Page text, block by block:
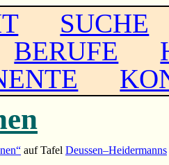
SUCHE
BERUFE
auf Tafel Deussen–Heidermanns